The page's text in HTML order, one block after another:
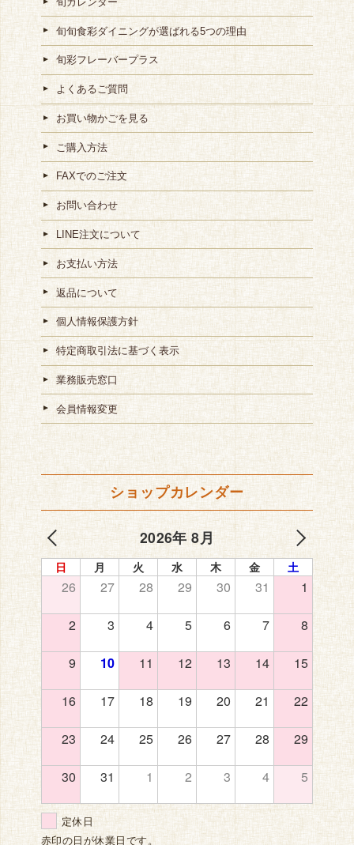
旬旬食彩ダイニングが選ばれる5つの理由
旬彩フレーバープラス
よくあるご質問
お買い物かごを見る
ご購入方法
FAXでのご注文
お問い合わせ
LINE注文について
お支払い方法
返品について
個人情報保護方針
特定商取引法に基づく表示
業務販売窓口
会員情報変更
ショップカレンダー
2026年 8月
日 月 火 水 木 金 土
26 27 28 29 30 31 1
2 3 4 5 6 7 8
9 10 11 12 13 14 15
16 17 18 19 20 21 22
23 24 25 26 27 28 29
30 31 1 2 3 4 5
定休日
赤印の日が休業日です。